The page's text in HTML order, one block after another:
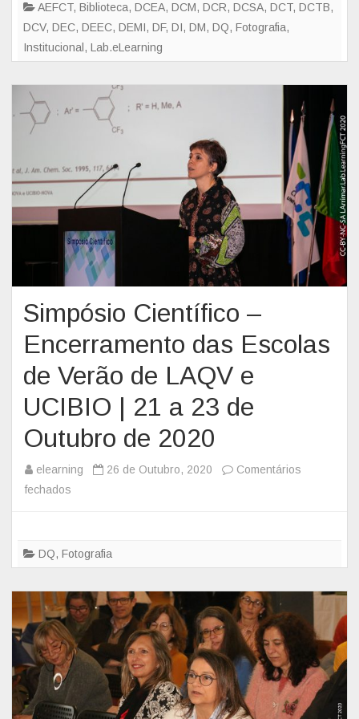
t
C
2
0
2
2
AEFCT, Biblioteca, DCEA, DCM, DCR, DCSA, DCT, DCTB,
DCV, DEC, DEEC, DEMI, DF, DI, DM, DQ, Fotografia,
Institucional , Lab.eLearning
Simpósio Científico –
Encerramento das Escolas
de Verão de LAQV e
UCIBIO | 21 a 23 de
Outubro de 2020
elearning 26 de Outubro, 2020
Comentários
fechados
i
m
p
ó
i
i
DQ, Fotografia